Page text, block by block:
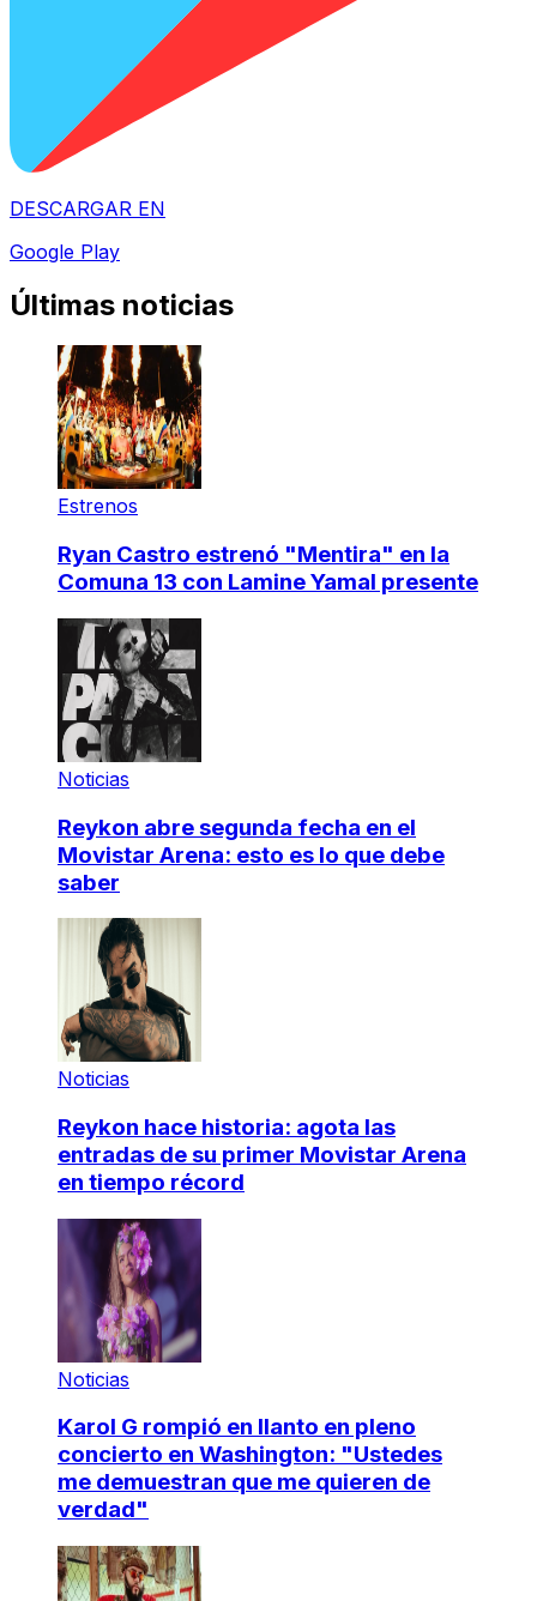
DESCARGAR EN
Google Play
Últimas noticias
Estrenos
Ryan Castro estrenó "Mentira" en la
Comuna 13 con Lamine Yamal presente
Noticias
Reykon abre segunda fecha en el
Movistar Arena: esto es lo que debe
saber
Noticias
Reykon hace historia: agota las
entradas de su primer Movistar Arena
en tiempo récord
Noticias
Karol G rompió en llanto en pleno
concierto en Washington: "Ustedes
me demuestran que me quieren de
verdad"